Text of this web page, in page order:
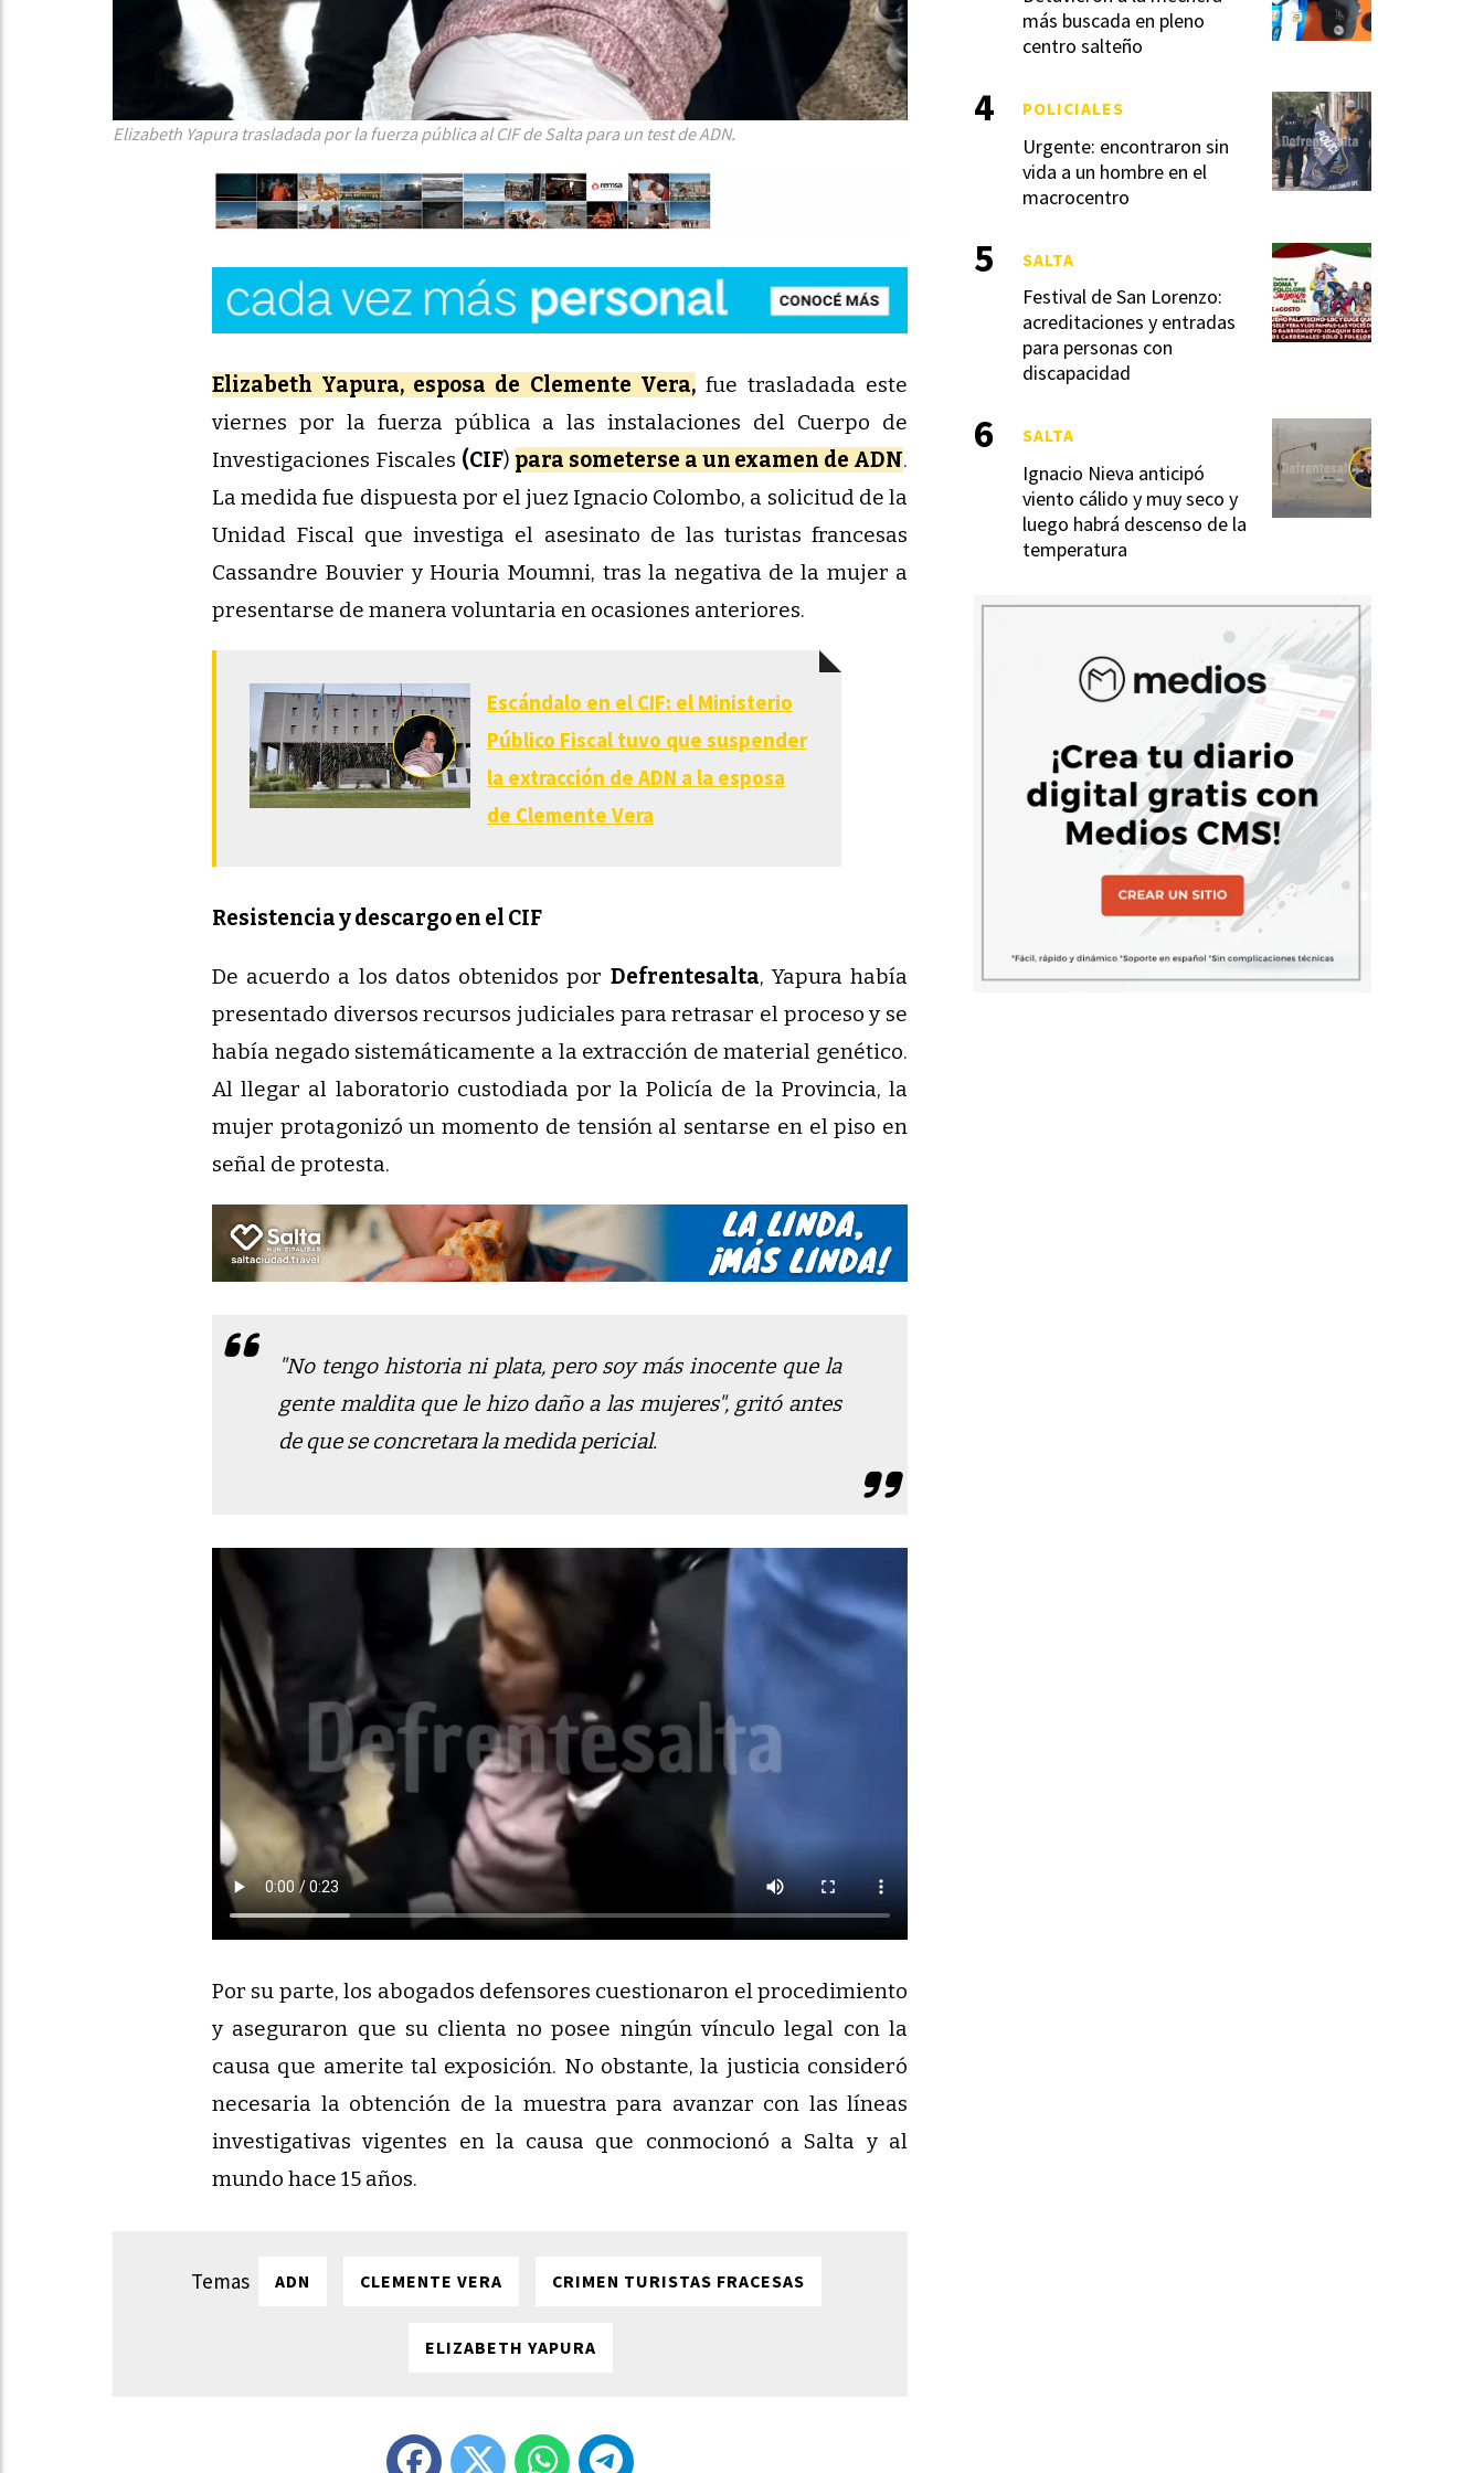
Elizabeth Yapura trasladada por la fuerza pública al CIF de Salta para un test de ADN.
Elizabeth Yapura, esposa de Clemente Vera,fue trasladada este
viernes por la fuerza pública a las instalaciones del Cuerpo de
Investigaciones Fiscales (CIF) para someterse a un examen de ADN.
La medida fue dispuesta por el juez Ignacio Colombo, a solicitud de la
Unidad Fiscal que investiga el asesinato de las turistas francesas
Cassandre Bouvier y Houria Moumni, tras la negativa de la mujer a
presentarse de manera voluntaria en ocasiones anteriores.
Escándalo en el CIF: el Ministerio
Público Fiscal tuvo que suspender
la extracción de ADN a la esposa
de Clemente Vera
Resistencia y descargo en el CIF
De acuerdo a los datos obtenidos por Defrentesalta, Yapura había
presentado diversos recursos judiciales para retrasar el proceso y se
había negado sistemáticamente a la extracción de material genético.
Al llegar al laboratorio custodiada por la Policía de la Provincia, la
mujer protagonizó un momento de tensión al sentarse en el piso en
señal de protesta.
"No tengo historia ni plata, pero soy más inocente que la
gente maldita que le hizo daño a las mujeres", gritó antes
de que se concretara la medida pericial.
Por su parte, los abogados defensores cuestionaron el procedimiento
y aseguraron que su clienta no posee ningún vínculo legal con la
causa que amerite tal exposición. No obstante, la justicia consideró
necesaria la obtención de la muestra para avanzar con las líneas
investigativas vigentes en la causa que conmocionó a Salta y al
mundo hace 15 años.
ADN CLEMENTE VERA CRIMEN TURISTAS FRACESAS
ELIZABETH YAPURA
más buscada en pleno
centro salteño
Urgente: encontraron sin
vida a un hombre en el
macrocentro
POLICIALES
Festival de San Lorenzo:
acreditaciones y entradas
para personas con
discapacidad
SALTA
Ignacio Nieva anticipó
viento cálido y muy seco y
luego habrá descenso de la
temperatura
SALTA